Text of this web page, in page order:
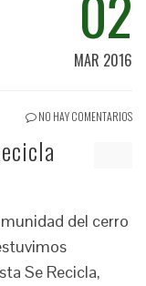
MAR 2016
NO HAY COMENTARIOS
del cerro
Se Recicla,